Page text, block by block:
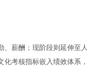
、薪酬；现阶段则延伸至
化考核指标嵌入绩效体系